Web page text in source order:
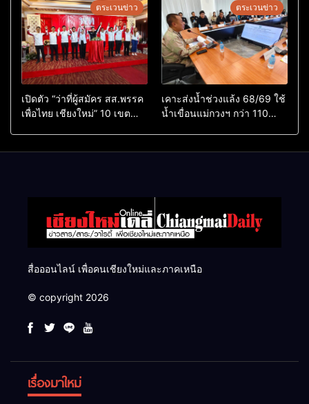
ตระเวนข่าว
เปิดตัว “ว่าที่ผู้สมัคร สส.พรรค
เพื่อไทย เชียงใหม่” 10 เขต
ตระเวนข่าว
เคาะส่งน้ำช่วงแล้ง 68/69 ใช้
น้ำเขื่อนแม่กวงฯ กว่า 110
สื่อออนไลน์ เพื่อคนเชียงใหม่และภาคเหนือ
© copyright 2026
เรื่องมาใหม่